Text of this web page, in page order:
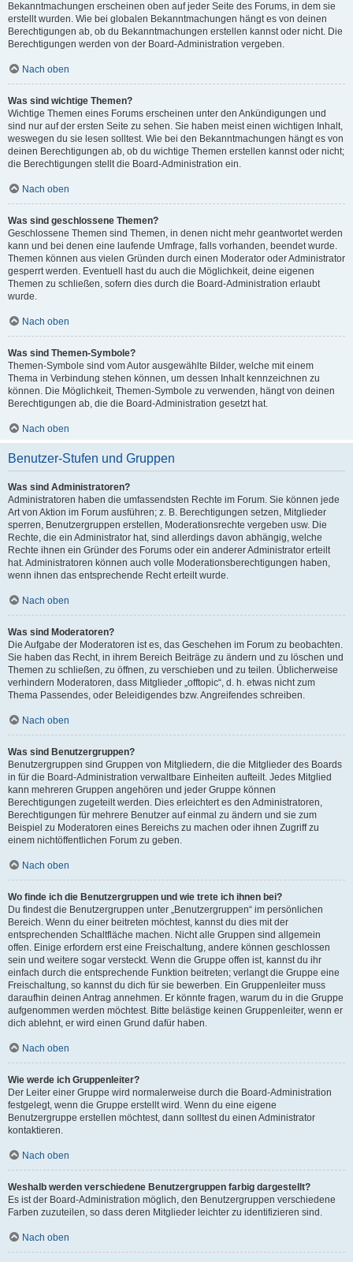
Bekanntmachungen erscheinen oben auf jeder Seite des Forums, in dem sie
erstellt wurden. Wie bei globalen Bekanntmachungen hängt es von deinen
Berechtigungen ab, ob du Bekanntmachungen erstellen kannst oder nicht. Die
Berechtigungen werden von der Board-Administration vergeben.
Nach oben
Was sind wichtige Themen?
Wichtige Themen eines Forums erscheinen unter den Ankündigungen und
sind nur auf der ersten Seite zu sehen. Sie haben meist einen wichtigen Inhalt,
weswegen du sie lesen solltest. Wie bei den Bekanntmachungen hängt es von
deinen Berechtigungen ab, ob du wichtige Themen erstellen kannst oder nicht;
die Berechtigungen stellt die Board-Administration ein.
Nach oben
Was sind geschlossene Themen?
Geschlossene Themen sind Themen, in denen nicht mehr geantwortet werden
kann und bei denen eine laufende Umfrage, falls vorhanden, beendet wurde.
Themen können aus vielen Gründen durch einen Moderator oder Administrator
gesperrt werden. Eventuell hast du auch die Möglichkeit, deine eigenen
Themen zu schließen, sofern dies durch die Board-Administration erlaubt
wurde.
Nach oben
Was sind Themen-Symbole?
Themen-Symbole sind vom Autor ausgewählte Bilder, welche mit einem
Thema in Verbindung stehen können, um dessen Inhalt kennzeichnen zu
können. Die Möglichkeit, Themen-Symbole zu verwenden, hängt von deinen
Berechtigungen ab, die die Board-Administration gesetzt hat.
Nach oben
Benutzer-Stufen und Gruppen
Was sind Administratoren?
Administratoren haben die umfassendsten Rechte im Forum. Sie können jede
Art von Aktion im Forum ausführen; z. B. Berechtigungen setzen, Mitglieder
sperren, Benutzergruppen erstellen, Moderationsrechte vergeben usw. Die
Rechte, die ein Administrator hat, sind allerdings davon abhängig, welche
Rechte ihnen ein Gründer des Forums oder ein anderer Administrator erteilt
hat. Administratoren können auch volle Moderationsberechtigungen haben,
wenn ihnen das entsprechende Recht erteilt wurde.
Nach oben
Was sind Moderatoren?
Die Aufgabe der Moderatoren ist es, das Geschehen im Forum zu beobachten.
Sie haben das Recht, in ihrem Bereich Beiträge zu ändern und zu löschen und
Themen zu schließen, zu öffnen, zu verschieben und zu teilen. Üblicherweise
verhindern Moderatoren, dass Mitglieder „offtopic“, d. h. etwas nicht zum
Thema Passendes, oder Beleidigendes bzw. Angreifendes schreiben.
Nach oben
Was sind Benutzergruppen?
Benutzergruppen sind Gruppen von Mitgliedern, die die Mitglieder des Boards
in für die Board-Administration verwaltbare Einheiten aufteilt. Jedes Mitglied
kann mehreren Gruppen angehören und jeder Gruppe können
Berechtigungen zugeteilt werden. Dies erleichtert es den Administratoren,
Berechtigungen für mehrere Benutzer auf einmal zu ändern und sie zum
Beispiel zu Moderatoren eines Bereichs zu machen oder ihnen Zugriff zu
einem nichtöffentlichen Forum zu geben.
Nach oben
Wo finde ich die Benutzergruppen und wie trete ich ihnen bei?
Du findest die Benutzergruppen unter „Benutzergruppen“ im persönlichen
Bereich. Wenn du einer beitreten möchtest, kannst du dies mit der
entsprechenden Schaltfläche machen. Nicht alle Gruppen sind allgemein
offen. Einige erfordern erst eine Freischaltung, andere können geschlossen
sein und weitere sogar versteckt. Wenn die Gruppe offen ist, kannst du ihr
einfach durch die entsprechende Funktion beitreten; verlangt die Gruppe eine
Freischaltung, so kannst du dich für sie bewerben. Ein Gruppenleiter muss
daraufhin deinen Antrag annehmen. Er könnte fragen, warum du in die Gruppe
aufgenommen werden möchtest. Bitte belästige keinen Gruppenleiter, wenn er
dich ablehnt, er wird einen Grund dafür haben.
Nach oben
Wie werde ich Gruppenleiter?
Der Leiter einer Gruppe wird normalerweise durch die Board-Administration
festgelegt, wenn die Gruppe erstellt wird. Wenn du eine eigene
Benutzergruppe erstellen möchtest, dann solltest du einen Administrator
kontaktieren.
Nach oben
Weshalb werden verschiedene Benutzergruppen farbig dargestellt?
Es ist der Board-Administration möglich, den Benutzergruppen verschiedene
Farben zuzuteilen, so dass deren Mitglieder leichter zu identifizieren sind.
Nach oben